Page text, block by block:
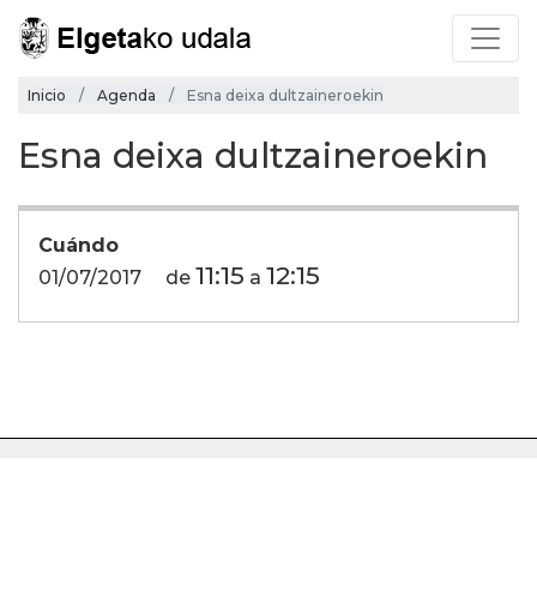
Inicio Agenda Esna deixa dultzaineroekin
Esna deixa dultzaineroekin
Cuándo
01/07/2017
de 11:15 a 12:15